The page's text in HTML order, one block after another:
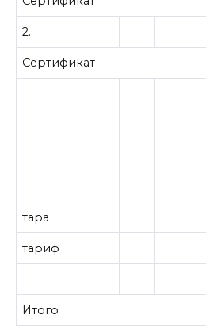
2.
Сертификат
тара
тариф
Итого